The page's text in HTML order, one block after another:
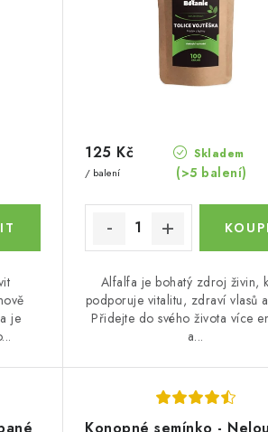
je
Skladem
(>5 balení)
125 Kč
/ balení
Alfalfa je bohatý zdroj živin,
podporuje vitalitu, zdraví vlasů
Přidejte do svého života více
a...
Konopné semínko -